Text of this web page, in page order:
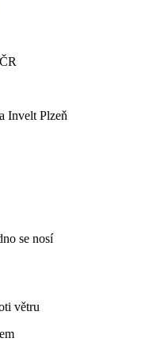
Invelt Plzeň
se nosí
větru